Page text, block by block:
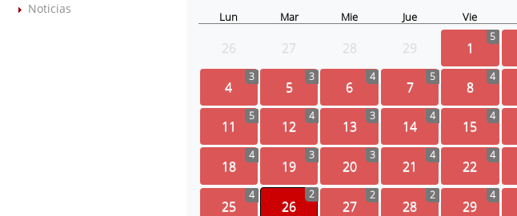
Noticias
Lun Mar Mie Jue Vie
26 27 28 29 1
5
4
3
5
3
6
4
7
5
8
4
11
5
12
4
13
3
14
4
15
4
18
4
19
3
20
3
21
4
22
4
25
4
26
2
27
2
28
2
29
4